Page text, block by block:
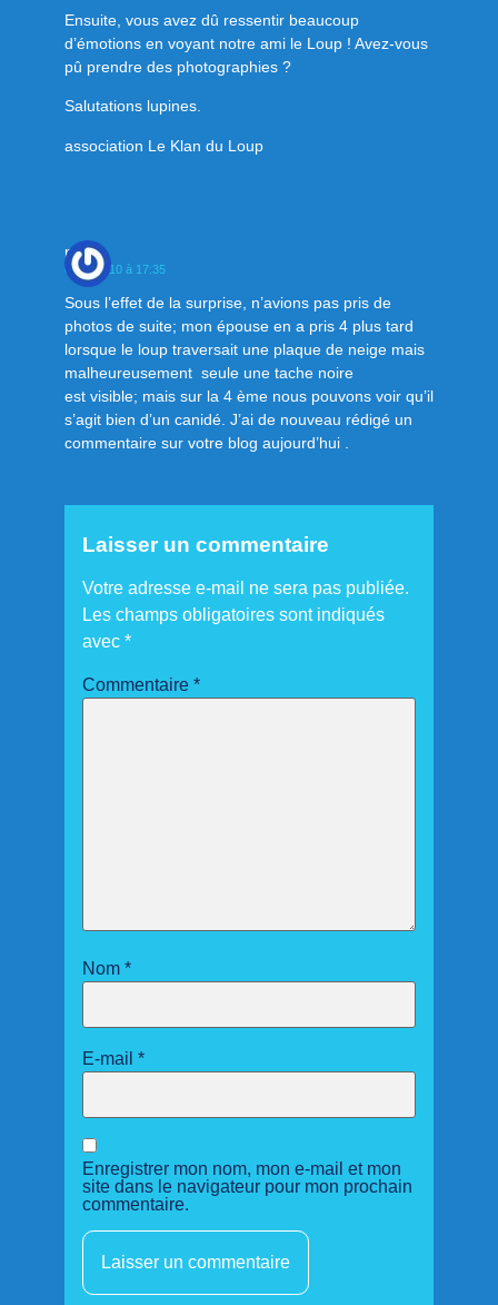
Ensuite, vous avez dû ressentir beaucoup
d’émotions en voyant notre ami le Loup ! Avez-vous
pû prendre des photographies ?
Salutations lupines.
association Le Klan du Loup
pesez
6 juin 2010 à 17:35
Sous l’effet de la surprise, n’avions pas pris de
photos de suite; mon épouse en a pris 4 plus tard
lorsque le loup traversait une plaque de neige mais
malheureusement seule une tache noire
est visible; mais sur la 4 ème nous pouvons voir qu’il
s’agit bien d’un canidé. J’ai de nouveau rédigé un
commentaire sur votre blog aujourd’hui .
Laisser un commentaire
Votre adresse e-mail ne sera pas publiée.
Les champs obligatoires sont indiqués
avec *
Commentaire *
Nom *
E-mail *
Enregistrer mon nom, mon e-mail et mon
site dans le navigateur pour mon prochain
commentaire.